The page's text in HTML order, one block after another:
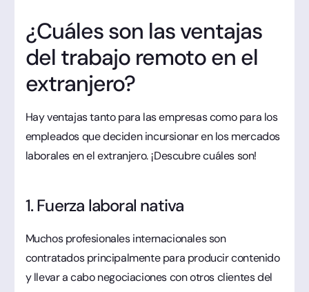
¿Cuáles son las ventajas
del trabajo remoto en el
extranjero?
Hay ventajas tanto para las empresas como para los
empleados que deciden incursionar en los mercados
laborales en el extranjero. ¡Descubre cuáles son!
1. Fuerza laboral nativa
Muchos profesionales internacionales son
contratados principalmente para producir contenido
y llevar a cabo negociaciones con otros clientes del